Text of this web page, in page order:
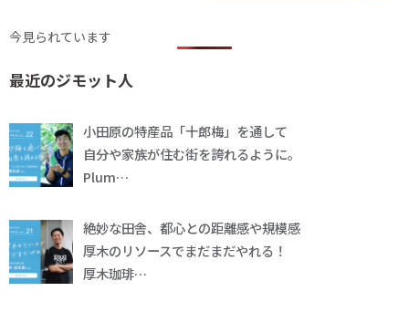
今見られています
最近のジモット人
小田原の特産品「十郎梅」を通して
自分や家族が住む街を誇れるように。
Plum…
絶妙な田舎、都心との距離感や規模感
厚木のリソースでまだまだやれる！
厚木珈琲…